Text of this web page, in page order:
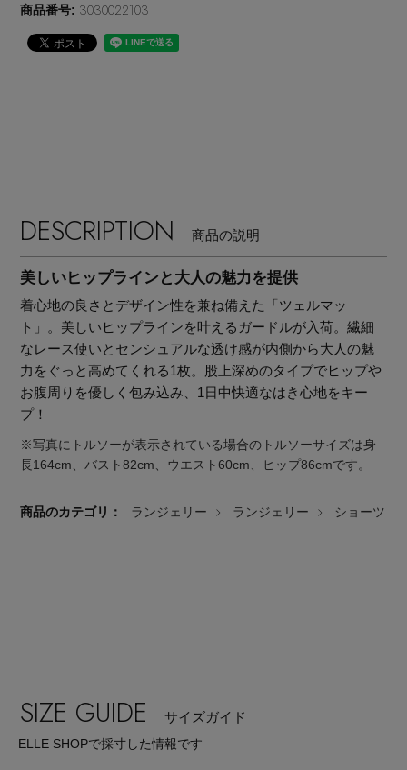
メルマガ PICKUP
主役級ニットが揃う「シーエフシーエル」の
商品番号: 3030022103
DESCRIPTION 商品の説明
美しいヒップラインと大人の魅力を提供
着心地の良さとデザイン性を兼ね備えた「ツェルマッ
ト」。美しいヒップラインを叶えるガードルが入荷。繊細
なレース使いとセンシュアルな透け感が内側から大人の魅
力をぐっと高めてくれる1枚。股上深めのタイプでヒップや
お腹周りを優しく包み込み、1日中快適なはき心地をキー
プ！
※写真にトルソーが表示されている場合のトルソーサイズは身
長164cm、バスト82cm、ウエスト60cm、ヒップ86cmです。
商品のカテゴリ： ランジェリー ランジェリー ショーツ
SIZE GUIDE サイズガイド
ELLE SHOPで採寸した情報です